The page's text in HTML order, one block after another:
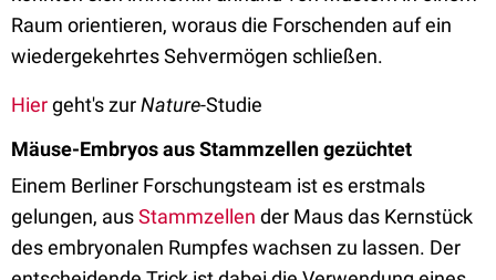
Raum orientieren, woraus die Forschenden auf ein
wiedergekehrtes Sehvermögen schließen.
Hiergeht's zurNature-Studie
Mäuse-Embryos aus Stammzellen gezüchtet
Einem Berliner Forschungsteam ist es erstmals
gelungen, ausStammzellen der Maus das Kernstück
des embryonalen Rumpfes wachsen zu lassen. Der